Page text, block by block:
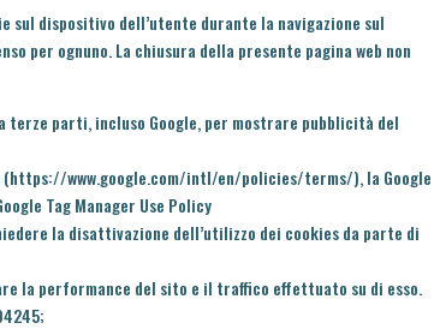
dispositivo dell’utente durante la navigazione sul
per ognuno. La chiusura della presente pagina web non
parti, incluso Google, per mostrare pubblicità del
https://www.google.com/intl/en/policies/terms/), la Google
Tag Manager Use Policy
la disattivazione dell’utilizzo dei cookies da parte di
la performance del sito e il traffico effettuato su di esso.
;